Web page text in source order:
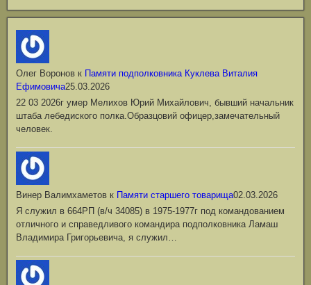
Олег Воронов к Памяти подполковника Куклева Виталия
Ефимовича25.03.2026
22 03 2026г умер Мелихов Юрий Михайлович, бывший начальник
штаба лебедиского полка.Образцовий офицер,замечательный
человек.
Винер Валимхаметов к Памяти старшего товарища02.03.2026
Я служил в 664РП (в/ч 34085) в 1975-1977г под командованием
отличного и справедливого командира подполковника Ламаш
Владимира Григорьевича, я служил…